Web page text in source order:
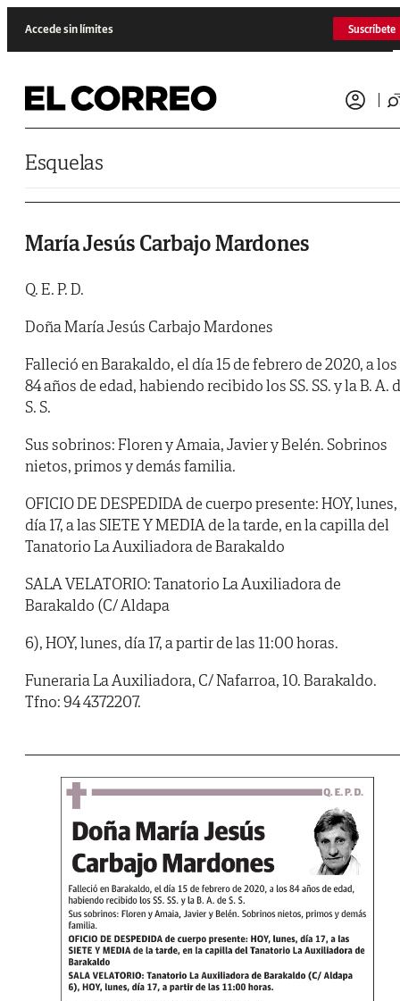
Accede sin límites Suscríbete
Esquelas
María Jesús Carbajo Mardones
Q. E. P. D.
Doña María Jesús Carbajo Mardones
Falleció en Barakaldo, el día 15 de febrero de 2020, a los
84 años de edad, habiendo recibido los SS. SS. y la B. A.
S. S.
Sus sobrinos: Floren y Amaia, Javier y Belén. Sobrinos
nietos, primos y demás familia.
OFICIO DE DESPEDIDA de cuerpo presente: HOY, lunes,
día 17, a las SIETE Y MEDIA de la tarde, en la capilla del
Tanatorio La Auxiliadora de Barakaldo
SALA VELATORIO: Tanatorio La Auxiliadora de
Barakaldo (C/ Aldapa
6), HOY, lunes, día 17, a partir de las 11:00 horas.
Funeraria La Auxiliadora, C/ Nafarroa, 10. Barakaldo.
Tfno: 94 4372207.